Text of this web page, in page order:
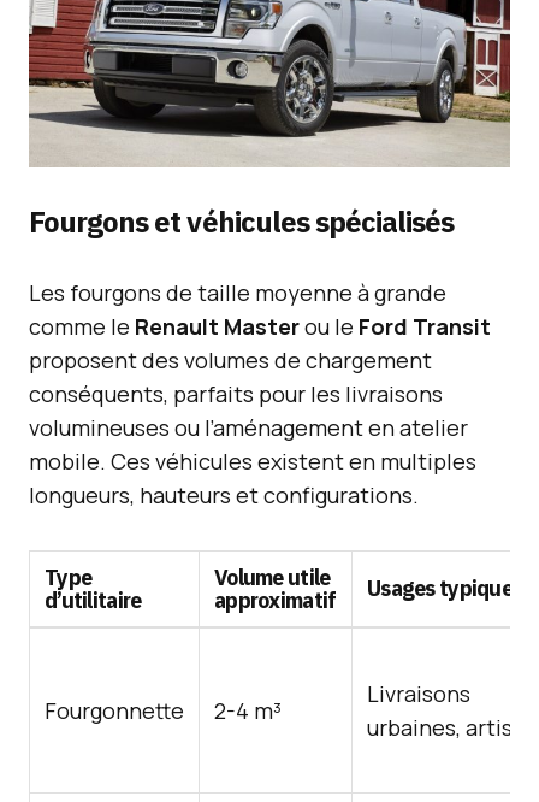
Fourgons et véhicules spécialisés
Les fourgons de taille moyenne à grande
comme le Renault Masterou le Ford Transit
proposent des volumes de chargement
conséquents, parfaits pour les livraisons
volumineuses ou l’aménagement en atelier
mobile. Ces véhicules existent en multiples
longueurs, hauteurs et configurations.
Type
d’utilitaire
Volume utile
approximatif
Usages typiques
Fourgonnette 2-4 m³
Livraisons
urbaines,